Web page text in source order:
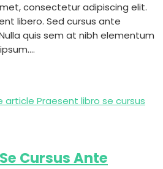
consectetur adipiscing elit.
libero. Sed cursus ante
quis sem at nibh elementum
Cursus Ante